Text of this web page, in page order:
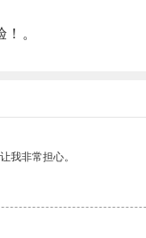
。
我非常担心。